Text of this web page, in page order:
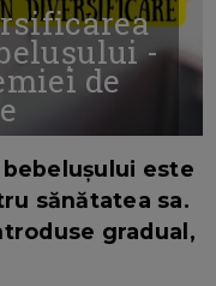
-
de
este
sănătatea sa.
gradual,